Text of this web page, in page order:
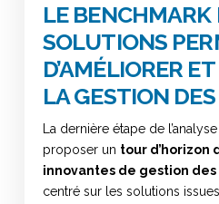
LE BENCHMARK
SOLUTIONS
D’AMÉLIORER
LA GESTION
La dernière étape de
proposer un tour d’horizon
innovantes de gestion
centré sur les solutions